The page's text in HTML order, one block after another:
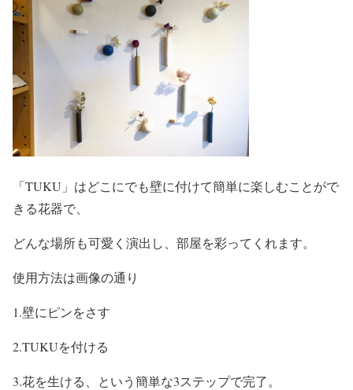
「TUKU」はどこにでも壁に付けて簡単に楽しむことがで
きる花器で、
どんな場所も可愛く演出し、部屋を彩ってくれます。
使用方法は画像の通り
1.壁にピンをさす
2.TUKUを付ける
3.花を生ける、という簡単な3ステップで完了。